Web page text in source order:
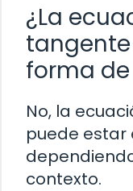
¿La
forma
No, la
puede estar
contexto.